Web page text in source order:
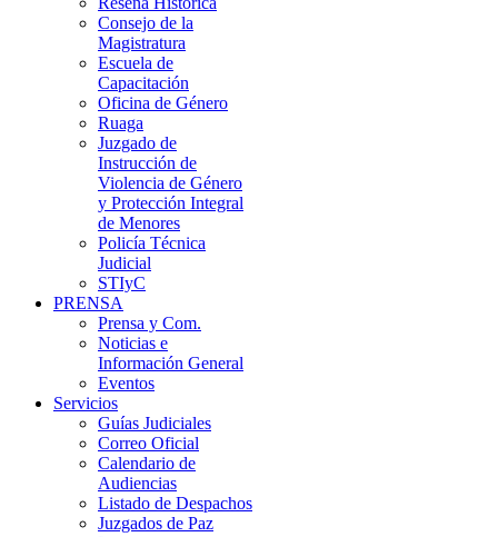
Consejo de la
Magistratura
Escuela de
Capacitación
Oficina de Género
Ruaga
Juzgado de
Instrucción de
Violencia de Género
y Protección Integral
de Menores
Policía Técnica
Judicial
STIyC
PRENSA
Prensa y Com.
Noticias e
Información General
Eventos
Servicios
Guías Judiciales
Correo Oficial
Calendario de
Audiencias
Listado de Despachos
Juzgados de Paz